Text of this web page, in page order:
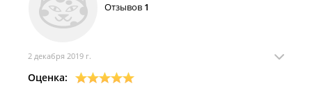
Отзывов 1
2 декабря 2019 г.
Оценка: